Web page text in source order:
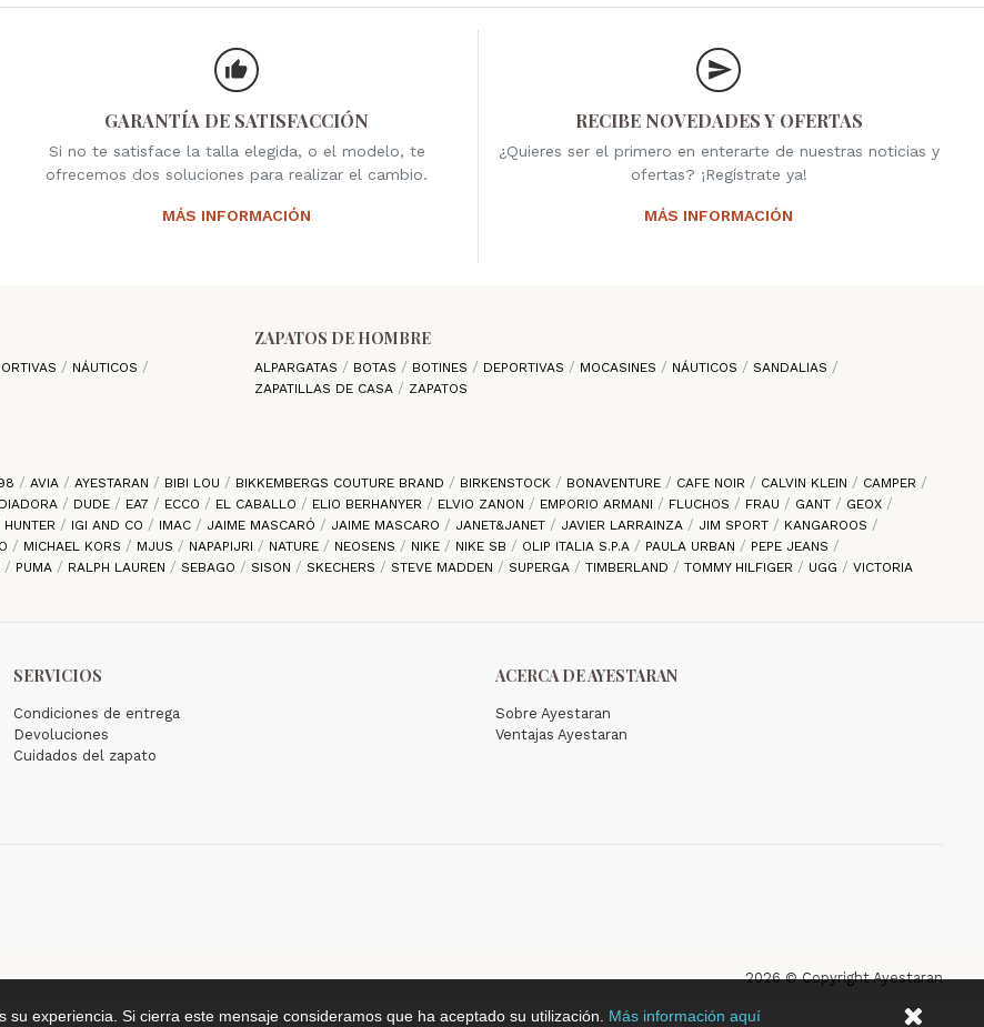
GARANTÍA DE SATISFACCIÓN
Si no te satisface la talla elegida, o el modelo, te
ofrecemos dos soluciones para realizar el cambio.
MÁS INFORMACIÓN
RECIBE NOVEDADES Y OFERTAS
¿Quieres ser el primero en enterarte de nuestras noticias y
ofertas? ¡Regístrate ya!
MÁS INFORMACIÓN
NÁUTICOS
ZAPATOS DE HOMBRE
ALPARGATAS BOTAS BOTINES DEPORTIVAS MOCASINES NÁUTICOS
SANDALIAS
ZAPATILLAS DE CASA
ZAPATOS
AVIA AYESTARAN BIBI LOU BIKKEMBERGS COUTURE BRAND BIRKENSTOCK BONAVENTURE CAFE NOIR CALVIN KLEIN
CAMPER
DIADORA DUDE EA7 ECCO EL CABALLO ELIO BERHANYER ELVIO ZANON EMPORIO ARMANI FLUCHOS FRAU GANT
GEOX
HUNTER IGI AND CO IMAC JAIME MASCARÓ JAIME MASCARO JANET&JANET JAVIER LARRAINZA JIM SPORT
KANGAROOS
MICHAEL KORS MJUS NAPAPIJRI NATURE NEOSENS NIKE NIKE SB OLIP ITALIA S.P.A PAULA URBAN
PEPE JEANS
PUMA RALPH LAUREN SEBAGO SISON SKECHERS STEVE MADDEN SUPERGA TIMBERLAND TOMMY HILFIGER UGG VICTORIA
SERVICIOS
Condiciones de entrega
Devoluciones
Cuidados del zapato
ACERCA DE AYESTARAN
Sobre Ayestaran
Ventajas Ayestaran
experiencia. Si cierra este mensaje consideramos que ha aceptado su utilización. Más información aquí
2026 © Copyright Ayestaran